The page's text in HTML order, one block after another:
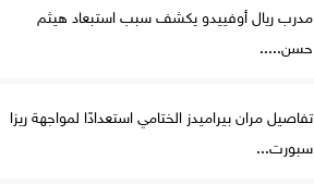
مدرب ريال أوفييدو يكشف سبب استبعاد هيثم
حسن.....
تفاصيل مران بيراميدز الختامي استعدادًا لمواجهة ريزا
سبورت...